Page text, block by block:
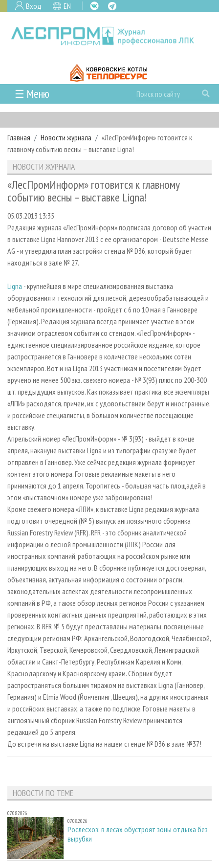
Вход EN
☰ Меню
ГЛАВНАЯ
РУБРИКИ И ТЕМЫ
РУБРИКИ ЖУРНАЛА
ЛЕСОЗАГОТОВКА
ЛЕСОПИЛЕНИЕ
СУШКА ДРЕВЕСИНЫ
ПРОИЗВОДСТВО ДРЕВЕСНЫХ ПЛИТ
ДЕРЕВЯННОЕ ДОМОСТРОЕНИЕ
БИОЭНЕРГЕТИКА
ЦБП
ИНСТРУМЕНТ И МАТЕРИАЛЫ
НОВОСТИ
НОВОСТИ ЛПК
НОВОСТИ ЖУРНАЛА
ПРОЕКТЫ ЛПИ
АНАЛИТИКА
ПРЕДПРИЯТИЯ ЛПК
ПЕРСОНЫ
МОБИЛЬНЫЕ ВЫСТАВКИ
ОФИЦИАЛЬНЫЕ ДЕЛЕГАЦИИ
RUSSIAN FORESTRY REVIEW
ГАЗЕТА ЛЕСПРОМФОРУМ
БИБЛИОТЕКА СПЕЦИАЛИСТА
АРХИВ
АРХИВ ЖУРНАЛОВ
О ЖУРНАЛЕ
ПОДПИСКА
КОНТАКТЫ
РЕКЛАМОДАТЕЛЯМ
РЕКЛАМА
РЕКЛАМА НА САЙТЕ
Главная Новости журнала
«ЛесПромИнформ» готовится к
главному событию весны – выставке Ligna!
НОВОСТИ ЖУРНАЛА
«ЛесПромИнформ» готовится к главному
событию весны – выставке Ligna!
05.03.2013 13:35
Редакция журнала «ЛесПромИнформ» подписала договор об участии
в выставке Ligna Hannover 2013 с ее организатором - Deutsche Messe
AG - и утвердила план застройки стенда № D36, который будет
находиться в зале № 27.
Ligna - крупнейшая в мире специализированная выставка
оборудования и технологий для лесной, деревообрабатывающей и
мебельной промышленности - пройдет с 6 по 10 мая в Ганновере
(Германия). Редакция журнала всегда принимает участие в этом
значимом отраслевом событии со стендом. «ЛесПромИнформ» -
единственное специализированное российское издание, которое
распространяется в Ганновере в количестве нескольких сотен
экземпляров. Вот и на Ligna 2013 участникам и посетителям будет
вручено не менее 500 экз. свежего номера - № 3(93) плюс по 200-300
шт. предыдущих выпусков. Как показывает практика, все экземпляры
«ЛПИ» расходятся, причем, их с удовольствием берут и иностранные,
и российские специалисты, в большом количестве посещающие
выставку.
Апрельский номер «ЛесПромИнформ» - № 3(93) - выйдет в конце
апреля, накануне выставки Ligna и из типографии сразу же будет
отправлен в Ганновер. Уже сейчас редакция журнала формирует
контент этого номера. Готовые рекламные макеты в него
принимаются до 1 апреля. Торопитесь - большая часть площадей в
этом «выставочном» номере уже забронирована!
Кроме свежего номера «ЛПИ», к выставке Ligna редакция журнала
подготовит очередной (№ 5) выпуск англоязычного сборника
Russian Forestry Review (RFR). RFR - это сборник аналитической
информации о лесной промышленности (ЛПК) России для
иностранных компаний, работающих на российском рынке или
планирующих выход на него. В сборнике публикуется достоверная,
объективная, актуальная информация о состоянии отрасли,
законодательных аспектах деятельности лесопромышленных
компаний в РФ, а также обзор лесных регионов России с указанием
проверенных контактных данных предприятий, работающих в этих
регионах. В RFR № 5 будут представлены материалы, посвященные
следующим регионам РФ: Архангельской, Вологодской, Челябинской,
Иркутской, Тверской, Кемеровской, Свердловской, Ленинградской
областям и Санкт-Петербургу, Республикам Карелия и Коми,
Краснодарскому и Красноярскому краям. Сборник будет
распространяться большим тиражом на выставках Ligna (Ганновер,
Германия) и Elmia Wood (Йончепинг, Швеция), на других иностранных
и российских выставках, а также по подписке. Готовые макеты в
англоязычный сборник Russian Forestry Review принимаются
редакцией до 5 апреля.
До встречи на выставке Ligna на нашем стенде № D36 в зале №37!
НОВОСТИ ПО ТЕМЕ
07.08.2026
07.08.2026
Рослесхоз: в лесах обустроят зоны отдыха без
вырубки